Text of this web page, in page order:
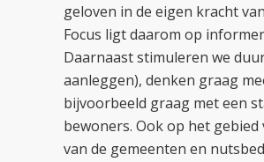
geloven in de eigen kracht
Focus ligt daarom op
Daarnaast stimuleren we
aanleggen), denken graag
bijvoorbeeld graag met een
bewoners. Ook op het
van de gemeenten en